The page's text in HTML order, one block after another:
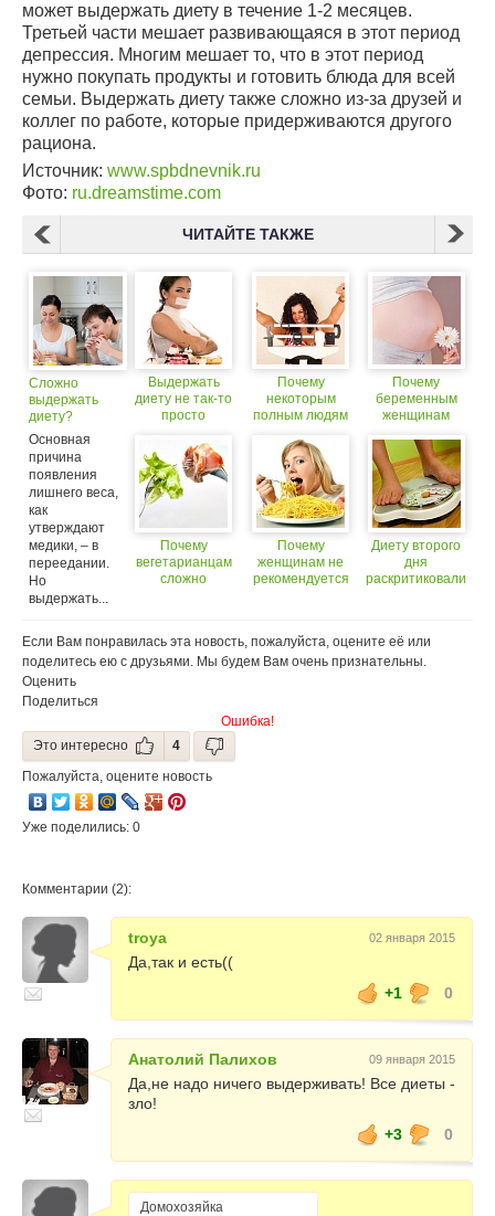
может выдержать диету в течение 1-2 месяцев.
Третьей части мешает развивающаяся в этот период
депрессия. Многим мешает то, что в этот период
нужно покупать продукты и готовить блюда для всей
семьи. Выдержать диету также сложно из-за друзей и
коллег по работе, которые придерживаются другого
рациона.
Источник: www.spbdnevnik.ru
Фото: ru.dreamstime.com
ЧИТАЙТЕ ТАКЖЕ
Сложно
выдержать
диету?
Худейте
своей второй
половиной
Основная
причина
появления
лишнего веса,
как
утверждают
медики, – в
переедании.
Но
выдержать...
Выдержать
диету не так-то
просто
Почему
вегетарианцам
сложно
Почему
некоторым
полным людям
похудеть?
Почему
женщинам не
рекомендуется
Почему
беременным
женщинам
ограничить
потребление
витамина А?
Диету второго
дня
раскритиковали
Если Вам понравилась эта новость, пожалуйста, оцените её или
поделитесь ею с друзьями. Мы будем Вам очень признательны.
Оценить
Поделиться
Ошибка!
Это интересно
4
Пожалуйста, оцените новость
Уже поделились: 0
Комментарии (2):
troya 02 января 2015
Да,так и есть((
+1
0
Анатолий Палихов 09 января 2015
Да,не надо ничего выдерживать! Все диеты -
зло!
+3
0